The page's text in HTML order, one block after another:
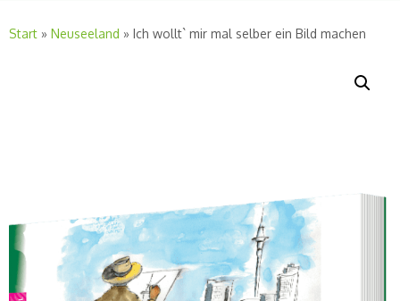
Start » Neuseeland » Ich wollt` mir mal selber ein Bild machen